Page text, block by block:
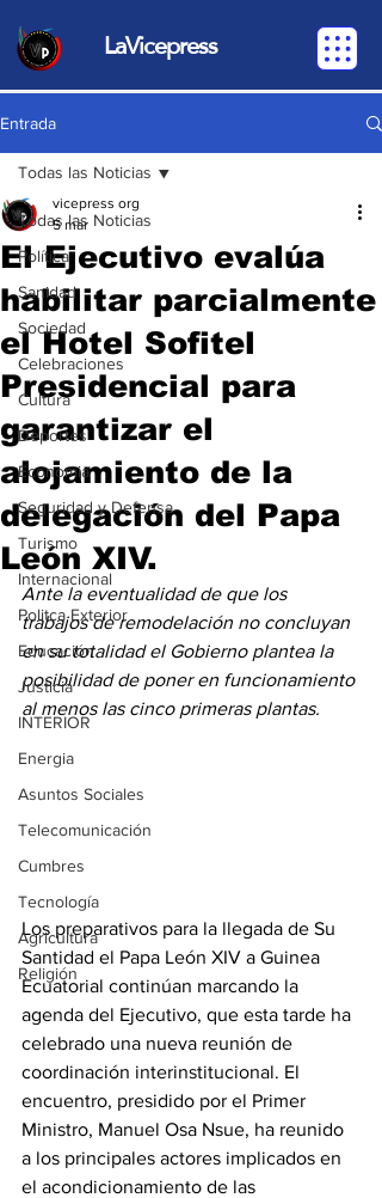
LaVicepress
Entrada
Todas las Noticias
Política
Sanidad
Sociedad
Celebraciones
Cultura
Deportes
Economia
Seguridad y Defensa
Turismo
Internacional
Politca Exterior
Educación
Justicia
INTERIOR
Energia
Asuntos Sociales
Telecomunicación
Cumbres
Tecnología
Agricultura
Religión
Todas las Noticias
El Ejecutivo evalúa
habilitar parcialmente
el Hotel Sofitel
Presidencial para
garantizar el
alojamiento de la
delegación del Papa
León XIV.
vicepress org
5 mar
Ante la eventualidad de que los
trabajos de remodelación no concluyan
en su totalidad el Gobierno plantea la
posibilidad de poner en funcionamiento
al menos las cinco primeras plantas.
Los preparativos para la llegada de Su
Santidad el Papa León XIV a Guinea
Ecuatorial continúan marcando la
agenda del Ejecutivo, que esta tarde ha
celebrado una nueva reunión de
coordinación interinstitucional. El
encuentro, presidido por el Primer
Ministro, Manuel Osa Nsue, ha reunido
a los principales actores implicados en
el acondicionamiento de las